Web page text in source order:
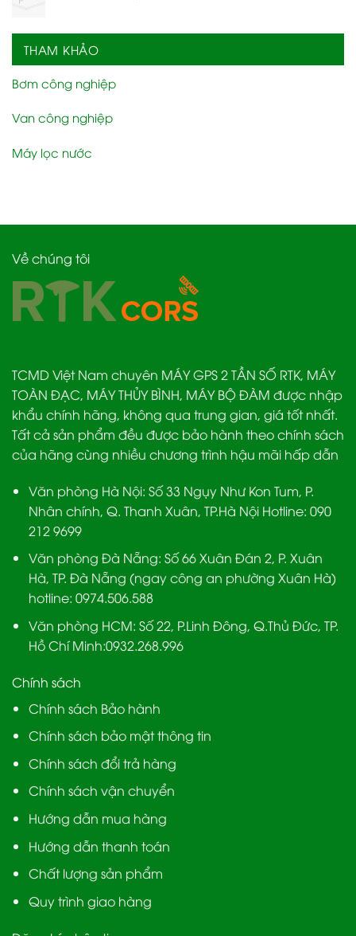
THAM KHẢO
Bơm công nghiệp
Van công nghiệp
Máy lọc nước
Về chúng tôi
TCMD Việt Nam chuyên MÁY GPS 2 TẦN SỐ RTK, MÁY
TOÀN ĐẠC, MÁY THỦY BÌNH, MÁY BỘ ĐÀM được nhập
khẩu chính hãng, không qua trung gian, giá tốt nhất.
Tất cả sản phẩm đều được bảo hành theo chính sách
của hãng cùng nhiều chương trình hậu mãi hấp dẫn
Văn phòng Hà Nội: Số 33 Ngụy Như Kon Tum, P.
Nhân chính, Q. Thanh Xuân, TP.Hà Nội Hotline: 090
212 9699
Văn phòng Đà Nẵng: Số 66 Xuân Đán 2, P. Xuân
Hà, TP. Đà Nẵng (ngay công an phường Xuân Hà)
hotline: 0974.506.588
Văn phòng HCM: Số 22, P.Linh Đông, Q.Thủ Đức, TP.
Hồ Chí Minh:0932.268.996
Chính sách
Chính sách Bảo hành
Chính sách bảo mật thông tin
Chính sách đổi trả hàng
Chính sách vận chuyển
Hướng dẫn mua hàng
Hướng dẫn thanh toán
Chất lượng sản phẩm
Quy trình giao hàng